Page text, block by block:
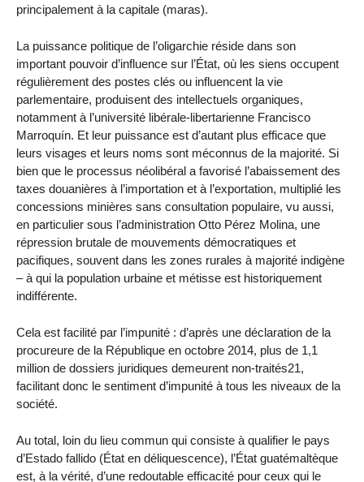
principalement à la capitale (maras).
La puissance politique de l’oligarchie réside dans son
important pouvoir d’influence sur l’État, où les siens occupent
régulièrement des postes clés ou influencent la vie
parlementaire, produisent des intellectuels organiques,
notamment à l’université libérale-libertarienne Francisco
Marroquín. Et leur puissance est d’autant plus efficace que
leurs visages et leurs noms sont méconnus de la majorité. Si
bien que le processus néolibéral a favorisé l’abaissement des
taxes douanières à l’importation et à l’exportation, multiplié les
concessions minières sans consultation populaire, vu aussi,
en particulier sous l’administration Otto Pérez Molina, une
répression brutale de mouvements démocratiques et
pacifiques, souvent dans les zones rurales à majorité indigène
– à qui la population urbaine et métisse est historiquement
indifférente.
Cela est facilité par l’impunité : d’après une déclaration de la
procureure de la République en octobre 2014, plus de 1,1
million de dossiers juridiques demeurent non-traités21,
facilitant donc le sentiment d’impunité à tous les niveaux de la
société.
Au total, loin du lieu commun qui consiste à qualifier le pays
d’Estado fallido (État en déliquescence), l’État guatémaltèque
est, à la vérité, d’une redoutable efficacité pour ceux qui le